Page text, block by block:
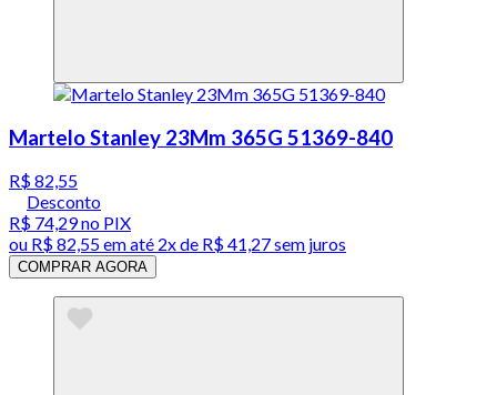
Martelo Stanley 23Mm 365G 51369-840
R$ 82,55
Desconto
R$ 74,29no PIX
ou R$ 82,55em até 2x de R$ 41,27 sem juros
COMPRAR AGORA